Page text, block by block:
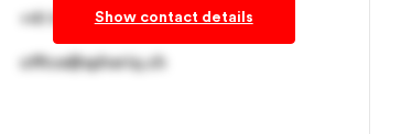
+41 61 278 93 83
office@spheriq.ch
Show contact details